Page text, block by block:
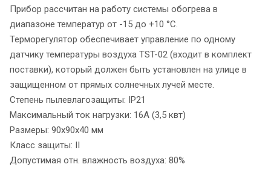
Прибор рассчитан на работу системы обогрева в
диапазоне температур от -15 до +10 °С.
Терморегулятор обеспечивает управление по одному
датчику температуры воздуха TST-02 (входит в комплект
поставки), который должен быть установлен на улице в
защищенном от прямых солнечных лучей месте.
Степень пылевлагозащиты: IP21
Максимальный ток нагрузки: 16А (3,5 квт)
Размеры: 90х90х40 мм
Класс защиты: II
Допустимая отн. влажность воздуха: 80%